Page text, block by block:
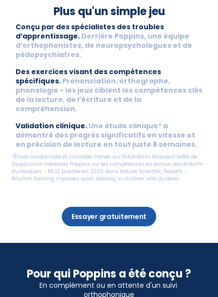
Plus qu'un simple jeu
Conçu par des spécialistes des troubles
d’apprentissage. Derrière Poppins, une équipe
d’orthophonistes, de neuropsychologues et de
pédopsychiatres.
Des exercices visant des compétences
spécifiques. Prononciation, orthographe,
phonologie - les jeux ciblent les compétences clés
de la lecture, de l’écriture et de la
compréhension.
Validation clinique. Une étude clinique* a
démontré des progrès significatifs en vitesse et
en précision de lecture en tout juste 8 semaines.
*Étude randomisée et contrôlée menée sur 154 enfants évaluant l'effet de
l'application médicale Poppins sur les compétences en lecture des enfants
dyslexiques - ML01, publiée en 2025 dans Nature Scientific Reports -
Rhythm training improves word-reading in children with dyslexia
Essayer gratuitement
Pour qui Poppins a été conçu ?
En complément ou en attente d'un suivi
orthophonique